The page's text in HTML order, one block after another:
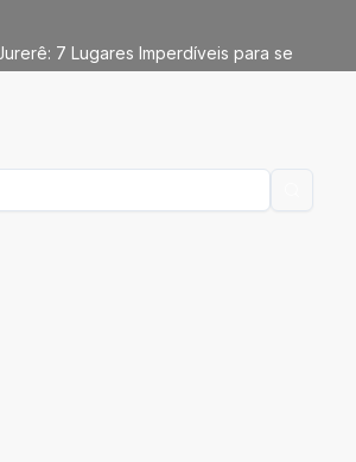
7 Lugares Imperdíveis para se